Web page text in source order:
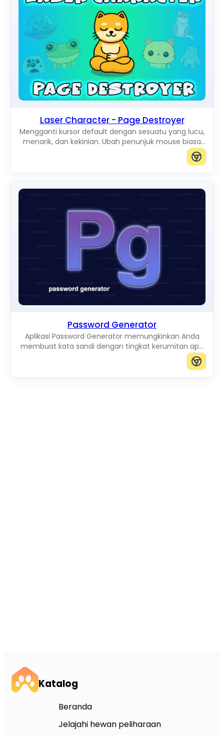
Laser Character - Page Destroyer
Mengganti kursor default dengan sesuatu yang lucu,
menarik, dan kekinian. Ubah penunjuk mouse biasa
Password Generator
Aplikasi Password Generator memungkinkan Anda
membuat kata sandi dengan tingkat kerumitan apa
Katalog
Beranda
Jelajahi hewan peliharaan